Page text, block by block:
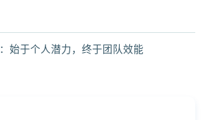
始于个人潜力，终于团队效能